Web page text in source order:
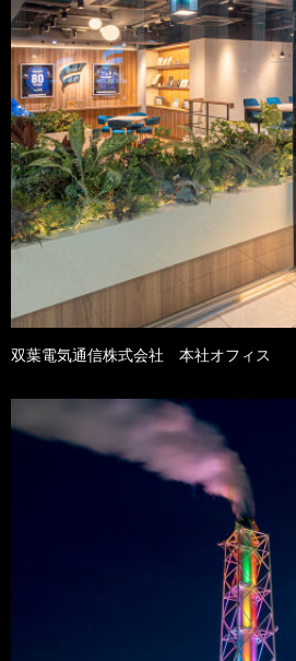
双葉電気通信株式会社 本社オフィス